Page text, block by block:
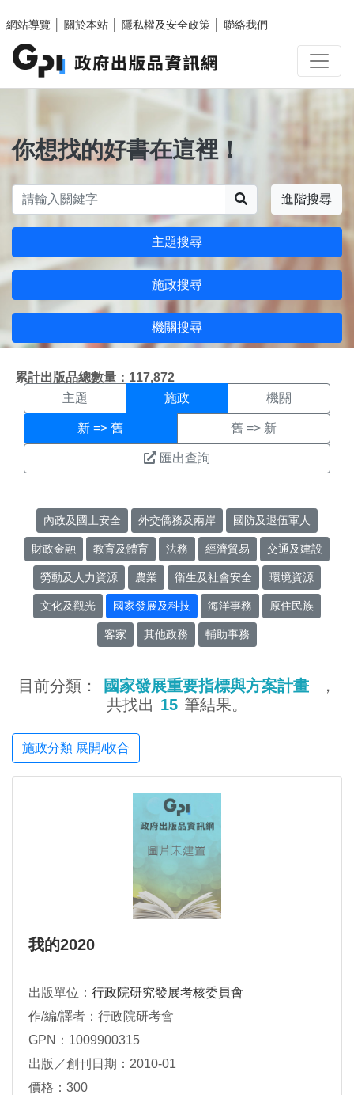
網站導覽
關於本站 隱私權及安全政策 聯絡我們
你想找的好書在這裡！
進階搜尋
主題搜尋
施政搜尋
機關搜尋
累計出版品總數量：117,872
施政搜尋結果頁面
主題 施政 機關
新 => 舊 舊 => 新
匯出查詢
內政及國土安全 外交僑務及兩岸 國防及退伍軍人
財政金融 教育及體育 法務 經濟貿易 交通及建設
勞動及人力資源 農業 衛生及社會安全 環境資源
文化及觀光 國家發展及科技 海洋事務 原住民族
客家 其他政務 輔助事務
目前分類： 國家發展重要指標與方案計畫
，
共找出 15 筆結果。
施政分類 展開/收合
我的2020
出版單位： 行政院研究發展考核委員會
作/編/譯者：行政院研考會
GPN：1009900315
出版／創刊日期：2010-01
價格：300